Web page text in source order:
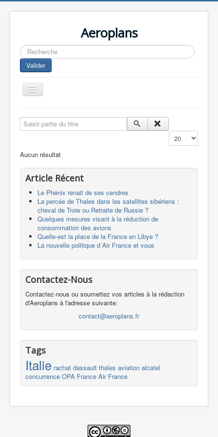
Aeroplans
Rechercher
Valider
Toggle
Navigation
Aviation Commerciale
Europespace
Drones
Saisir partie du titre
Affichage #
Aucun résultat
Article Récent
Le Phénix renait de ses cendres
La percée de Thales dans les satellites sibériens :
cheval de Troie ou Retraite de Russie ?
Quelques mesures visant à la réduction de
consommation des avions
Quelle-est la place de la France en Libye ?
La nouvelle politique d´Air France et vous
Contactez-Nous
Contactez-nous ou soumettez vos articles à la rédaction
d'Aeroplans à l'adresse suivante:
contact@aeroplans.fr
Tags
Italie rachat dassault thales aviation alcatel
concurrence OPA France Air France